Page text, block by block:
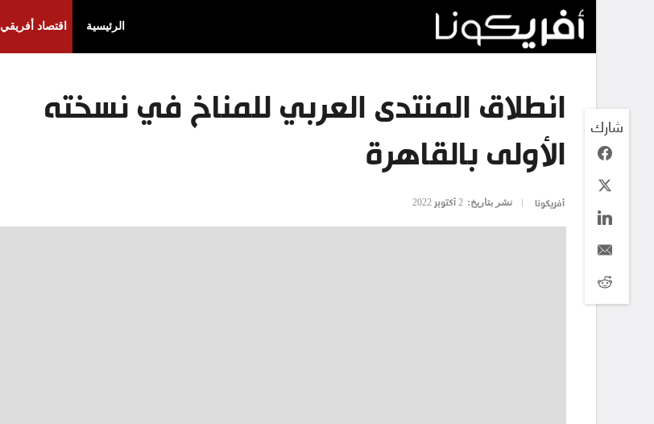
الرئيسية اقتصاد أفريقي
انطلاق المنتدى العربي للمناخ في نسخته
الأولى بالقاهرة
أفريكونا نشر بتاريخ: 2 أكتوبر 2022
شارك